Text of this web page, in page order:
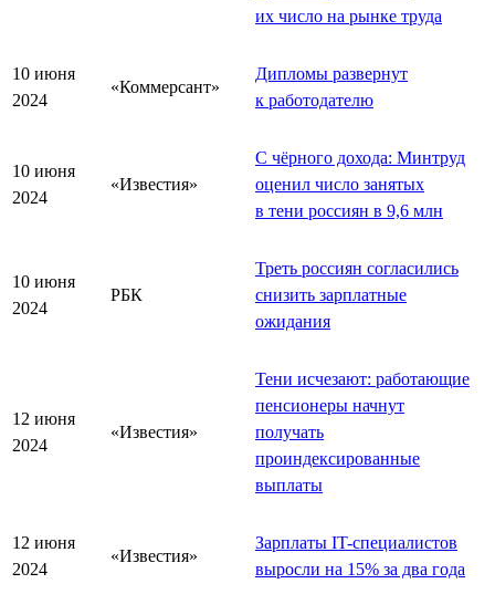
их число на рынке труда
10 июня
2024
«Коммерсант»
Дипломы развернут
к работодателю
10 июня
2024
«Известия»
С чёрного дохода: Минтруд
оценил число занятых
в тени россиян в 9,6 млн
10 июня
2024
РБК
Треть россиян согласились
снизить зарплатные
ожидания
12 июня
2024
«Известия»
Тени исчезают: работающие
пенсионеры начнут
получать
проиндексированные
выплаты
12 июня
2024
«Известия»
Зарплаты IT-специалистов
выросли на 15% за два года